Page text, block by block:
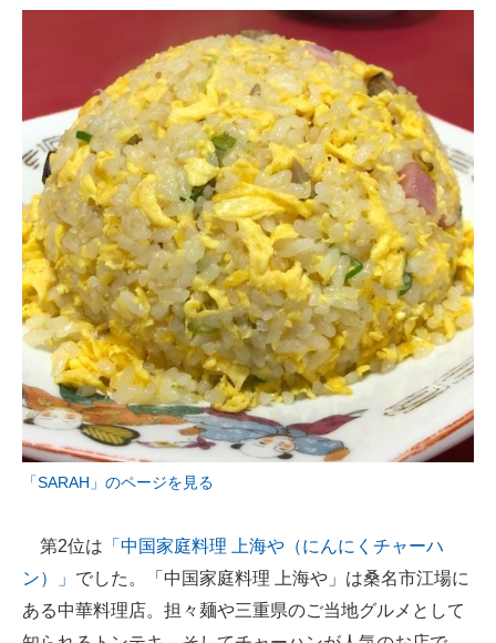
「SARAH」のページを見る
第2位は 「中国家庭料理 上海や（にんにくチャーハ
ン）」 でした。「中国家庭料理 上海や」は桑名市江場に
ある中華料理店。担々麺や三重県のご当地グルメとして